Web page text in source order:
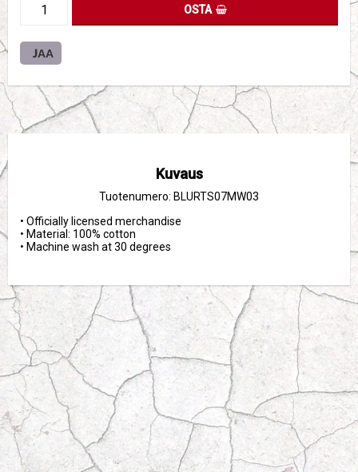
OSTA
JAA
Kuvaus
Tuotenumero: BLURTS07MW03
• Officially licensed merchandise
• Material: 100% cotton
• Machine wash at 30 degrees